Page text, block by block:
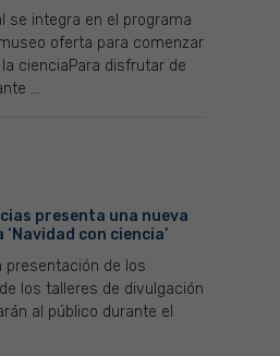
se integra en el programa
oferta para comenzar
cienciaPara disfrutar de
...
presenta una nueva
con ciencia’
presentación de los
los talleres de divulgación
al público durante el